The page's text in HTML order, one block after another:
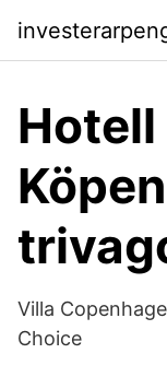
Villa
Choice